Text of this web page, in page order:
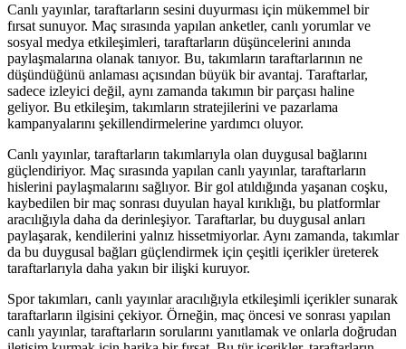
Canlı yayınlar, taraftarların sesini duyurması için mükemmel bir
fırsat sunuyor. Maç sırasında yapılan anketler, canlı yorumlar ve
sosyal medya etkileşimleri, taraftarların düşüncelerini anında
paylaşmalarına olanak tanıyor. Bu, takımların taraftarlarının ne
düşündüğünü anlaması açısından büyük bir avantaj. Taraftarlar,
sadece izleyici değil, aynı zamanda takımın bir parçası haline
geliyor. Bu etkileşim, takımların stratejilerini ve pazarlama
kampanyalarını şekillendirmelerine yardımcı oluyor.
Canlı yayınlar, taraftarların takımlarıyla olan duygusal bağlarını
güçlendiriyor. Maç sırasında yapılan canlı yayınlar, taraftarların
hislerini paylaşmalarını sağlıyor. Bir gol atıldığında yaşanan coşku,
kaybedilen bir maç sonrası duyulan hayal kırıklığı, bu platformlar
aracılığıyla daha da derinleşiyor. Taraftarlar, bu duygusal anları
paylaşarak, kendilerini yalnız hissetmiyorlar. Aynı zamanda, takımlar
da bu duygusal bağları güçlendirmek için çeşitli içerikler üreterek
taraftarlarıyla daha yakın bir ilişki kuruyor.
Spor takımları, canlı yayınlar aracılığıyla etkileşimli içerikler sunarak
taraftarların ilgisini çekiyor. Örneğin, maç öncesi ve sonrası yapılan
canlı yayınlar, taraftarların sorularını yanıtlamak ve onlarla doğrudan